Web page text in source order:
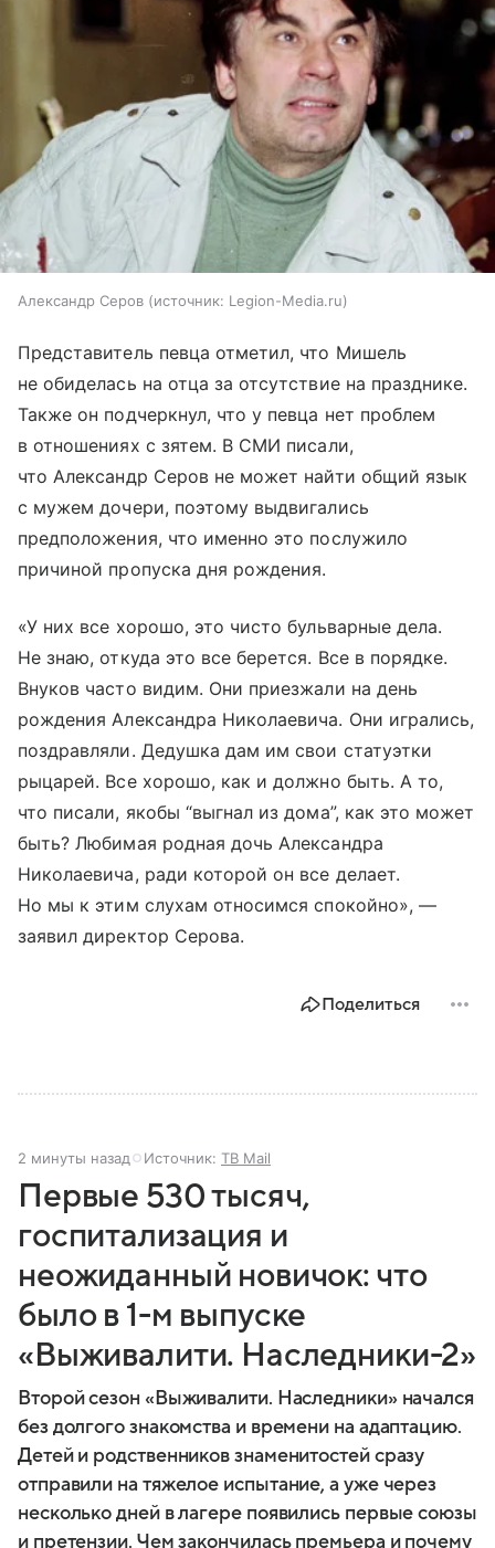
Александр Серов источник: Legion-Media.ru
Представитель певца отметил, что Мишель
не обиделась на отца за отсутствие на празднике.
Также он подчеркнул, что у певца нет проблем
в отношениях с зятем. В СМИ писали,
что Александр Серов не может найти общий язык
с мужем дочери, поэтому выдвигались
предположения, что именно это послужило
причиной пропуска дня рождения.
«У них все хорошо, это чисто бульварные дела.
Не знаю, откуда это все берется. Все в порядке.
Внуков часто видим. Они приезжали на день
рождения Александра Николаевича. Они игрались,
поздравляли. Дедушка дам им свои статуэтки
рыцарей. Все хорошо, как и должно быть. А то,
что писали, якобы “выгнал из дома”, как это может
быть? Любимая родная дочь Александра
Николаевича, ради которой он все делает.
Но мы к этим слухам относимся спокойно», —
заявил директор Серова.
Поделиться
2 минуты назад Источник: ТВ Mail
Первые 530 тысяч,
госпитализация и
неожиданный новичок: что
было в 1-м выпуске
«Выживалити. Наследники-2»
Второй сезон «Выживалити. Наследники» начался
без долгого знакомства и времени на адаптацию.
Детей и родственников знаменитостей сразу
отправили на тяжелое испытание, а уже через
несколько дней в лагере появились первые союзы
и претензии. Чем закончилась премьера и почему